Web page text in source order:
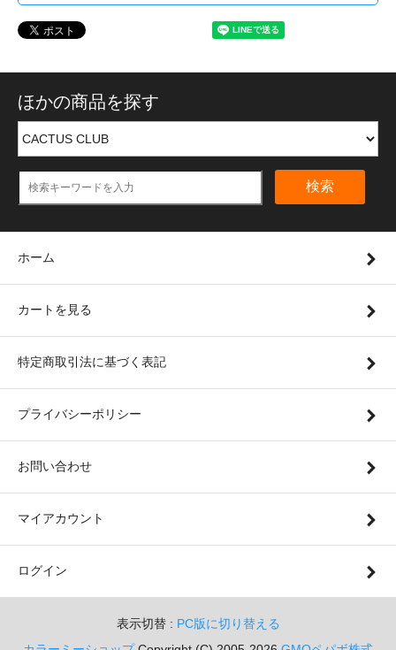
ほかの商品を探す
検索
ホーム
カートを見る
特定商取引法に基づく表記
プライバシーポリシー
お問い合わせ
マイアカウント
ログイン
表示切替 : PC版に切り替える